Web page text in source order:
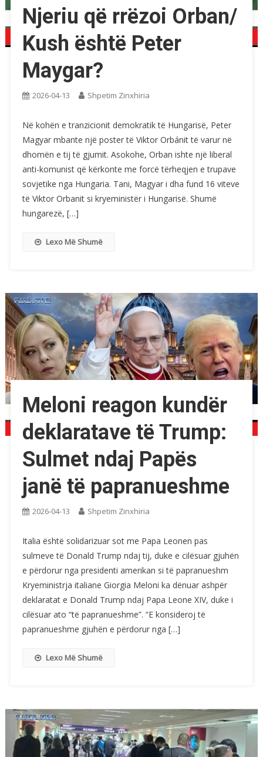
Njeriu që rrëzoi Orban/
Kush është Peter
Maygar?
2026-04-13 Shpetim Zinxhiria
Në kohën e tranzicionit demokratik të Hungarisë, Peter
Magyar mbante një poster të Viktor Orbánit të varur në
dhomën e tij të gjumit. Asokohe, Orban ishte një liberal
anti-komunist që kërkonte me forcë tërheqjen e trupave
sovjetike nga Hungaria. Tani, Magyar i dha fund 16 viteve
të Viktor Orbanit si kryeministër i Hungarisë. Shumë
hungarezë, […]
Lexo Më Shumë
Meloni reagon kundër
deklaratave të Trump:
Sulmet ndaj Papës
janë të papranueshme
2026-04-13 Shpetim Zinxhiria
Italia është solidarizuar sot me Papa Leonen pas
sulmeve të Donald Trump ndaj tij, duke e cilësuar gjuhën
e përdorur nga presidenti amerikan si të papranueshm
Kryeministrja italiane Giorgia Meloni ka dënuar ashpër
deklaratat e Donald Trump ndaj Papa Leone XIV, duke i
cilësuar ato “të papranueshme”. “E konsideroj të
papranueshme gjuhën e përdorur nga […]
Lexo Më Shumë